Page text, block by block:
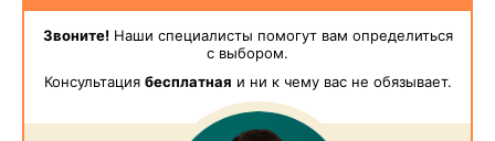
Звоните!Наши специалисты помогут вам определиться
с выбором.
Консультация бесплатная и ни к чему вас не обязывает.